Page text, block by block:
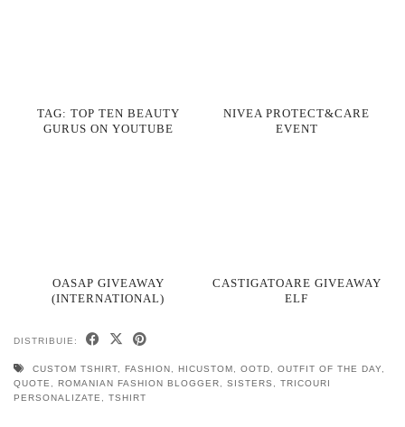
TAG: TOP TEN BEAUTY
GURUS ON YOUTUBE
NIVEA PROTECT&CARE
EVENT
OASAP GIVEAWAY
(INTERNATIONAL)
CASTIGATOARE GIVEAWAY
ELF
DISTRIBUIE:
CUSTOM TSHIRT FASHION HICUSTOM OOTD OUTFIT OF THE DAY
QUOTE
ROMANIAN FASHION BLOGGER SISTERS
TRICOURI
PERSONALIZATE
TSHIRT